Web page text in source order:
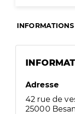
Adresse
42 rue de
25000